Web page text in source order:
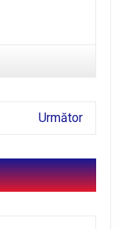
Următor